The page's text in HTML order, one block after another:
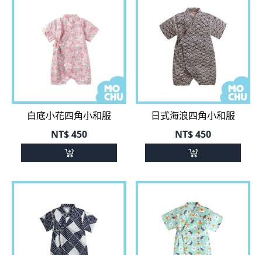
白底小花四角小和服
NT$450
日式海浪四角小和服
NT$450